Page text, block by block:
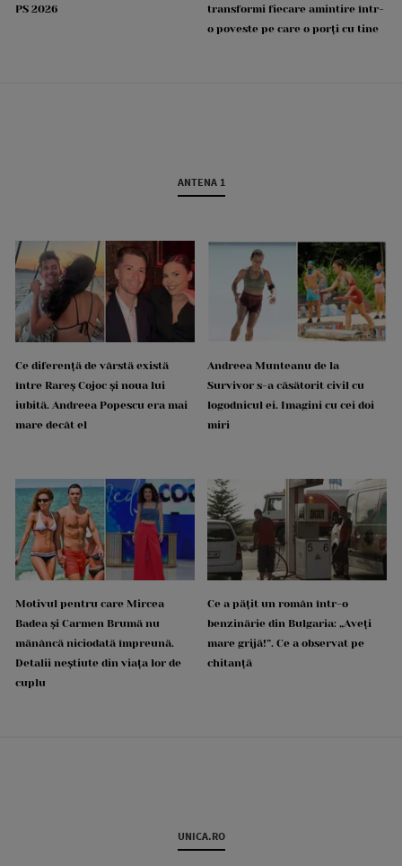
PS 2026
transformi fiecare amintire într-
o poveste pe care o porți cu tine
ANTENA 1
Ce diferență de vârstă există
între Rareș Cojoc și noua lui
iubită. Andreea Popescu era mai
mare decât el
Andreea Munteanu de la
Survivor s-a căsătorit civil cu
logodnicul ei. Imagini cu cei doi
miri
Motivul pentru care Mircea
Badea și Carmen Brumă nu
mănâncă niciodată împreună.
Detalii neștiute din viața lor de
cuplu
Ce a pățit un român într-o
benzinărie din Bulgaria: „Aveți
mare grijă!”. Ce a observat pe
chitanță
UNICA.RO